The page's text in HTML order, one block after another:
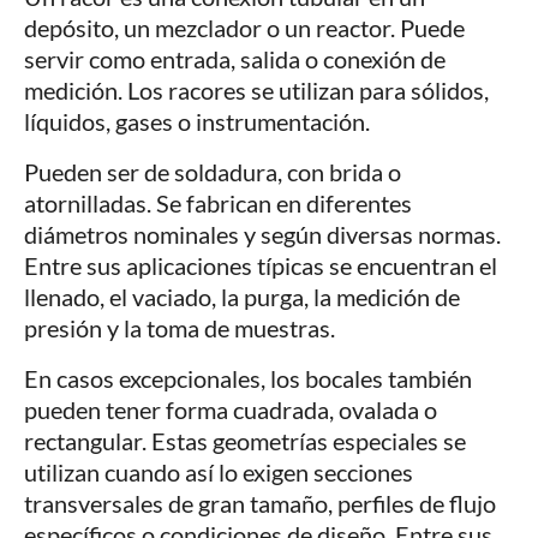
depósito, un mezclador o un reactor. Puede
servir como entrada, salida o conexión de
medición. Los racores se utilizan para sólidos,
líquidos, gases o instrumentación.
Pueden ser de soldadura, con brida o
atornilladas. Se fabrican en diferentes
diámetros nominales y según diversas normas.
Entre sus aplicaciones típicas se encuentran el
llenado, el vaciado, la purga, la medición de
presión y la toma de muestras.
En casos excepcionales, los bocales también
pueden tener forma cuadrada, ovalada o
rectangular. Estas geometrías especiales se
utilizan cuando así lo exigen secciones
transversales de gran tamaño, perfiles de flujo